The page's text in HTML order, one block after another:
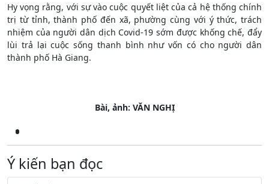
Hy vọng rằng, với sự vào cuộc quyết liệt của cả hệ thống chính
trị từ tỉnh, thành phố đến xã, phường cùng với ý thức, trách
nhiệm của người dân dịch Covid-19 sớm được khống chế, đẩy
lùi trả lại cuộc sống thanh bình như vốn có cho người dân
thành phố Hà Giang.
Bài, ảnh: VĂN NGHỊ
Ý kiến bạn đọc